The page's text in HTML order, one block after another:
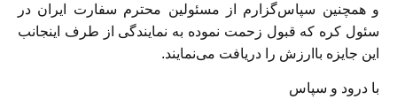
و همچنین سپاس‌گزارم از مسئولین محترم سفارت ایران در
سئول کره که قبول زحمت نموده به نمایندگی از طرف اینجانب
این جایزه باارزش را دریافت می‌نمایند.
با درود و سپاس